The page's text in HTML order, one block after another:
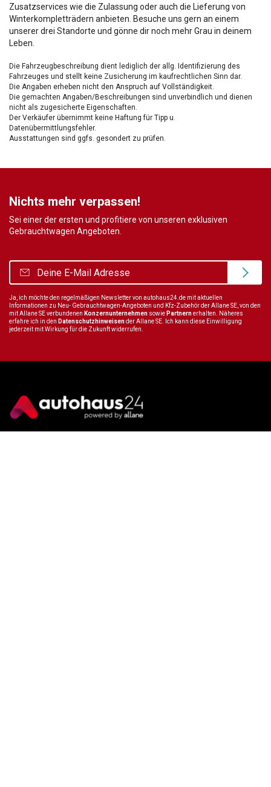
Zusatzservices wie die Zulassung oder auch die Lieferung von
Winterkompletträdern anbieten. Besuche uns gern an einem
unserer drei Standorte und gönne dir noch mehr Grau in deinem
Leben.
Die Fahrzeugbeschreibung dient lediglich der allg. Identifizierung des
Fahrzeuges und stellt keine Zusicherung im kaufrechtlichen Sinn dar.
Die Angaben erheben nicht den Anspruch auf Vollständigkeit.
Die gemachten Angaben/Beschreibungen sind unverbindlich und dienen
nicht als zugesicherte Eigenschaften.
Der Verkäufer übernimmt keine Haftung für Tipp u.
Datenübermittlungsfehler.
Ausstattungen sind ggfs. gesondert zu prüfen.
Nichts mehr verpassen!
Sei einer der ersten und profitiere von unseren exklusiven
Gebrauchtwagen Angeboten.
Ja, ich möchte den regelmäßigen Newsletter von autohaus24.de mit aktuellen
Informationen zu Neu- Gebrauchtwagen-Angeboten und Kfz-Zubehör der Allane SE, von den
mit Allane SE verbundenen Konzernunternehmen sowie Partnernerhalten. Näheres
erfahre ich in den Datenschutzhinweisender Allane SE. Ich kann diese Einwilligung
jederzeit mit Wirkung für die Zukunft widerrufen.